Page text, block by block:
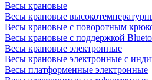
Весы крановые
Весы крановые
Весы крановые с поворотным
Весы крановые с поддержкой
Весы крановые электронные
Весы крановые электронные с
Весы платформенные электронные